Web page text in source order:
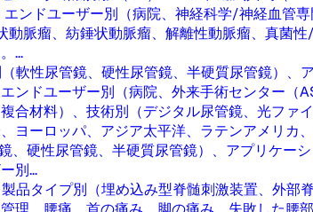
ンドユーザー別（病院、神経科学/神経血管
脈瘤、紡錘状動脈瘤、解離性動脈瘤、真菌
...
軟性尿管鏡、硬性尿管鏡、半硬質尿管鏡）
ンドユーザー別（病院、外来手術センター（
合材料）、技術別（デジタル尿管鏡、光フ
ヨーロッパ、アジア太平洋、ラテンアメリカ
、硬性尿管鏡、半硬質尿管鏡）、アプリケー
別...
品タイプ別（埋め込み型脊髄刺激装置、外部